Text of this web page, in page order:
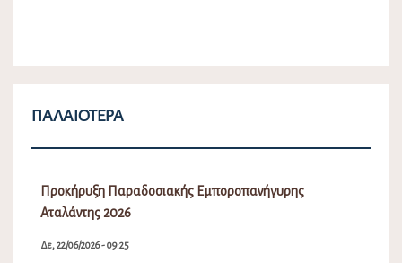
ΠΑΛΑΙΌΤΕΡΑ
Προκήρυξη Παραδοσιακής Εμποροπανήγυρης
Αταλάντης 2026
Δε, 22/06/2026 - 09:25